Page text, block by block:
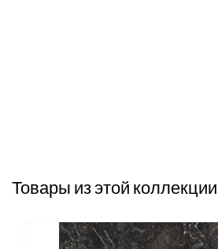
Товары из этой коллекции